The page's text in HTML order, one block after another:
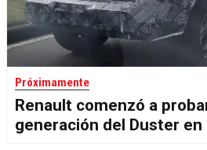
Próximamente
Renault comenzó a
generación del Duster en